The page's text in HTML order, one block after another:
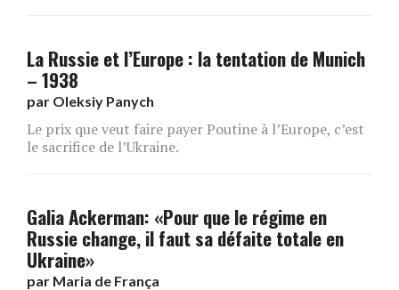
La Russie et l’Europe : la tentation de Munich
– 1938
par Oleksiy Panych
Le prix que veut faire payer Poutine à l’Europe, c’est
le sacrifice de l’Ukraine.
Galia Ackerman: «Pour que le régime en
Russie change, il faut sa défaite totale en
Ukraine»
par Maria de França